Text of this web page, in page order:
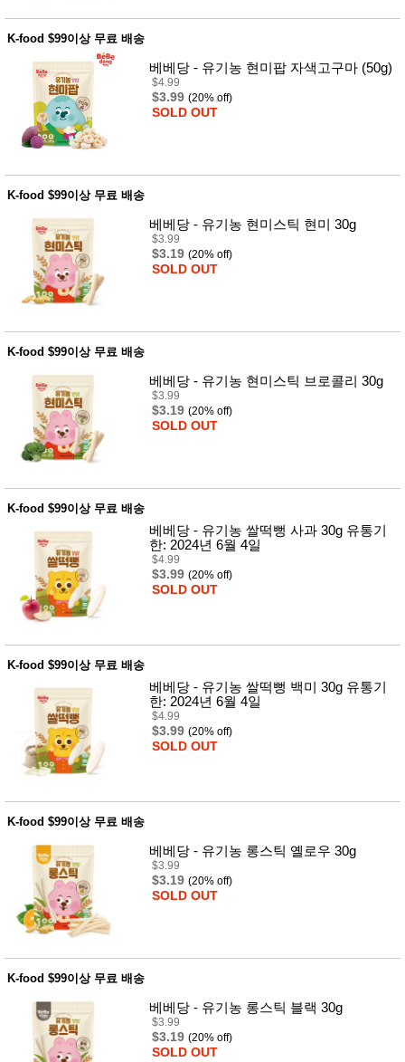
K-food $99이상 무료 배송
베베당 - 유기농 현미팝 자색고구마 (50g)
$4.99
$3.99 (20% off)
SOLD OUT
K-food $99이상 무료 배송
베베당 - 유기농 현미스틱 현미 30g
$3.99
$3.19 (20% off)
SOLD OUT
K-food $99이상 무료 배송
베베당 - 유기농 현미스틱 브로콜리 30g
$3.99
$3.19 (20% off)
SOLD OUT
K-food $99이상 무료 배송
베베당 - 유기농 쌀떡뻥 사과 30g 유통기
한: 2024년 6월 4일
$4.99
$3.99 (20% off)
SOLD OUT
K-food $99이상 무료 배송
베베당 - 유기농 쌀떡뻥 백미 30g 유통기
한: 2024년 6월 4일
$4.99
$3.99 (20% off)
SOLD OUT
K-food $99이상 무료 배송
베베당 - 유기농 롱스틱 옐로우 30g
$3.99
$3.19 (20% off)
SOLD OUT
K-food $99이상 무료 배송
베베당 - 유기농 롱스틱 블랙 30g
$3.99
$3.19 (20% off)
SOLD OUT